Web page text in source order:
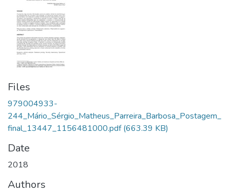
Files
979004933-
244_Mário_Sérgio_Matheus_Parreira_Barbosa_Postagem_
final_13447_1156481000.pdf(663.39 KB)
Date
2018
Authors